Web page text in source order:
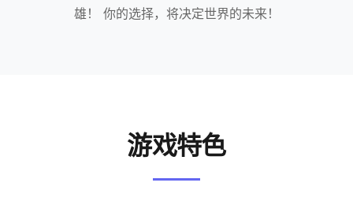
雄！ 你的选择，将决定世界的未来！
游戏特色